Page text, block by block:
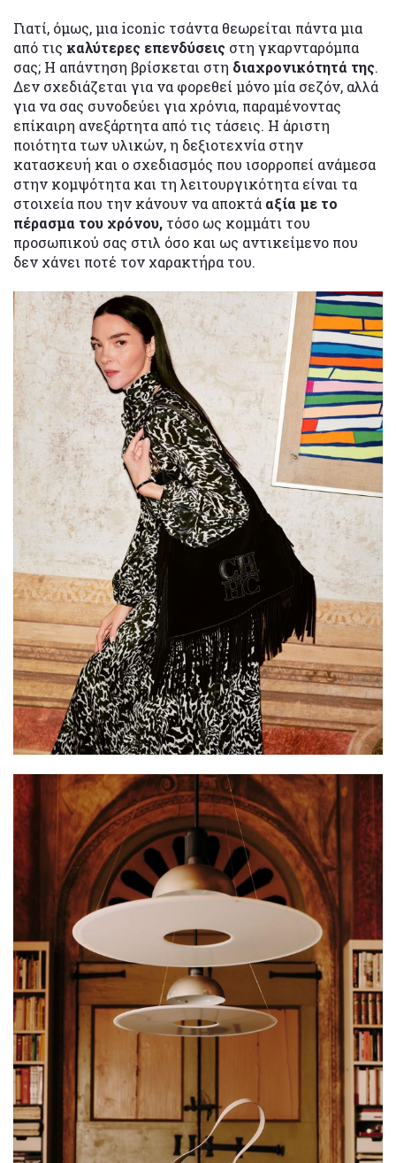
Γιατί, όμως, μια iconic τσάντα θεωρείται πάντα μια
από τις καλύτερες επενδύσεις στη γκαρνταρόμπα
σας; Η απάντηση βρίσκεται στη διαχρονικότητά της.
Δεν σχεδιάζεται για να φορεθεί μόνο μία σεζόν, αλλά
για να σας συνοδεύει για χρόνια, παραμένοντας
επίκαιρη ανεξάρτητα από τις τάσεις. Η άριστη
ποιότητα των υλικών, η δεξιοτεχνία στην
κατασκευή και ο σχεδιασμός που ισορροπεί ανάμεσα
στην κομψότητα και τη λειτουργικότητα είναι τα
στοιχεία που την κάνουν να αποκτά αξία με το
πέρασμα του χρόνου, τόσο ως κομμάτι του
προσωπικού σας στιλ όσο και ως αντικείμενο που
δεν χάνει ποτέ τον χαρακτήρα του.